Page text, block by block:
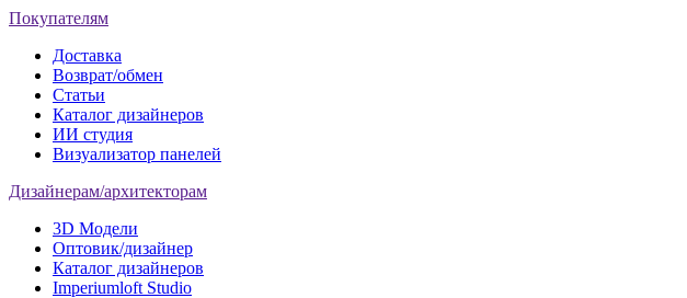
Покупателям
Доставка
Возврат/обмен
Статьи
Каталог дизайнеров
ИИ студия
Визуализатор панелей
Дизайнерам/архитекторам
3D Модели
Оптовик/дизайнер
Каталог дизайнеров
Imperiumloft Studio